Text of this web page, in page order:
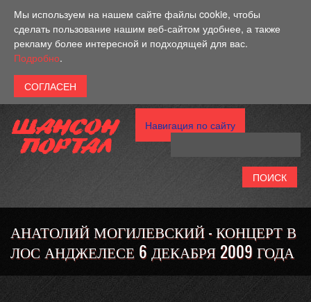
Мы используем на нашем сайте файлы cookie, чтобы
сделать пользование нашим веб-сайтом удобнее, а также
рекламу более интересной и подходящей для вас.
Подробно.
Навигация по сайту
АНАТОЛИЙ МОГИЛЕВСКИЙ - КОНЦЕРТ В
ЛОС АНДЖЕЛЕСЕ 6 ДЕКАБРЯ 2009 ГОДА